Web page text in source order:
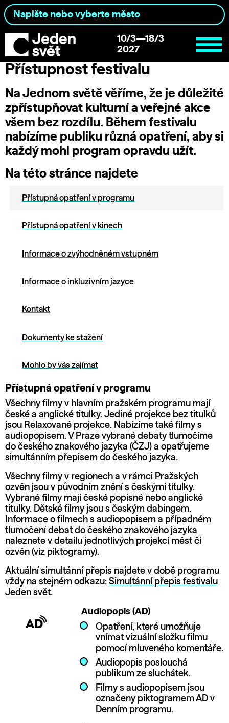
10/3—18/3
2027
Přístupnost festivalu
Na Jednom světě věříme, že je důležité
zpřístupňovat kulturní a veřejné akce
všem bez rozdílu. Během festivalu
nabízíme publiku různá opatření, aby si
každý mohl program opravdu užít.
Na této stránce najdete
Přístupná opatření v programu
Přístupná opatření v kinech
Informace o zvýhodněném vstupném
Informace o inkluzivním jazyce
Kontakt
Dokumenty ke stažení
Mohlo by vás zajímat
Přístupná opatření v programu
Všechny filmy v hlavním pražském programu mají
české a anglické titulky. Jediné projekce bez titulků
jsou Relaxované projekce. Nabízíme také filmy s
audiopopisem. V Praze vybrané debaty tlumočíme
do českého znakového jazyka (ČZJ) a opatřujeme
simultánním přepisem do českého jazyka.
Všechny filmy v regionech a v rámci Pražských
ozvěn jsou v původním znění s českými titulky.
Vybrané filmy mají české popisné nebo anglické
titulky. Dětské filmy jsou s českým dabingem.
Informace o filmech s audiopopisem a případném
tlumočení debat do českého znakového jazyka
naleznete v detailu jednotlivých projekcí měst či
ozvěn (viz piktogramy).
Aktuální simultánní přepis najdete v době programu
vždy na stejném odkazu: Simultánní přepis festivalu
Jeden svět.
Audiopopis (AD)
Opatření, které umožňuje
vnímat vizuální složku filmu
pomocí mluveného komentáře.
Audiopopis poslouchá
publikum ze sluchátek.
Filmy s audiopopisem jsou
označeny piktogramem AD v
Denním programu.